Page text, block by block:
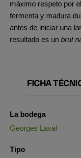
máximo respeto por el
fermenta y madura
antes de iniciar una
resultado es un brut
FICHA
La bodega
Georges Laval
Tipo